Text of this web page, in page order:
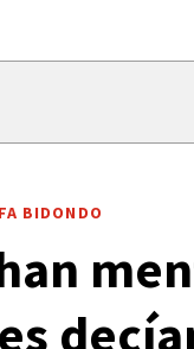
BIDONDO